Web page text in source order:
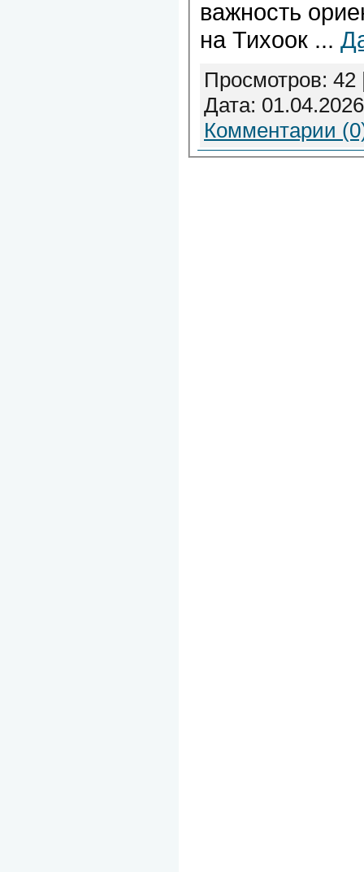
важность
на Тихоок ...
Просмотров: 42
Дата: 01.04.2026
Комментарии